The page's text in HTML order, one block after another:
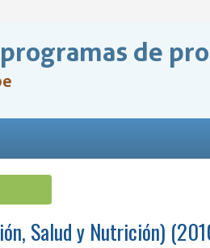
programas de
Salud y Nutrición)